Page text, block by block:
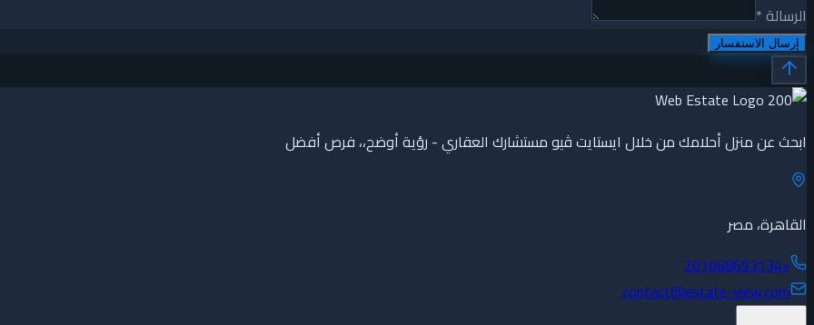
الرسالة *
إرسال الاستفسار
ابحث عن منزل أحلامك من خلال ايستايت ڤيو مستشارك العقاري - رؤية أوضح،، فرص أفضل
القاهرة، مصر
+201068693134
contact@estate-view.com